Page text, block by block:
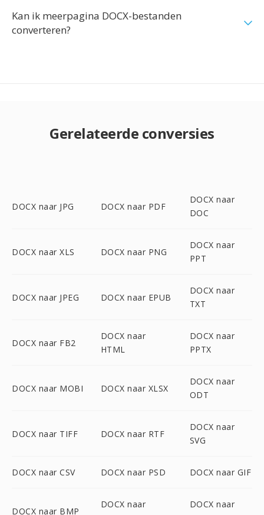
Kan ik meerpagina DOCX-bestanden
converteren?
Gerelateerde conversies
DOCX naar JPG DOCX naar PDF
DOCX naar
DOC
DOCX naar XLS DOCX naar PNG
DOCX naar
PPT
DOCX naar JPEG DOCX naar EPUB
DOCX naar
TXT
DOCX naar FB2
DOCX naar
HTML
DOCX naar
PPTX
DOCX naar MOBI DOCX naar XLSX
DOCX naar
ODT
DOCX naar TIFF DOCX naar RTF
DOCX naar
SVG
DOCX naar CSV DOCX naar PSD DOCX naar GIF
DOCX naar BMP
DOCX naar
DOCX naar